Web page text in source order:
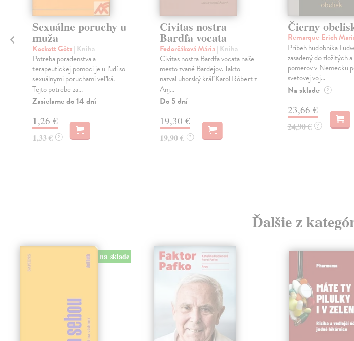
Sexuálne poruchy u
muža
Kockott Götz| Kniha
Potreba poradenstva a
terapeutickej pomoci je u ľudí so
sexuálnymi poruchami veľká.
Tejto potrebe za...
Zasielame do 14 dní
1,26 €
1,33 € ?
Civitas nostra
Bardfa vocata
Fedorčáková Mária| Kniha
Civitas nostra Bardfa vocata naše
mesto zvané Bardejov. Takto
nazval uhorský kráľ Karol Róbert z
Anj...
Do 5 dní
19,30 €
19,90 € ?
Čierny
Remarque Erich
Príbeh hudobníka
zasadený do zložitých
pomerov v Nemecku
svetovej voj...
Na sklade ?
23,66 €
24,90 € ?
Ďalšie z
na sklade